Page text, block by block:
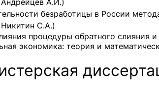
А.И.)
безработицы в России
С.А.)
процедуры обратного слияния
экономика: теория и